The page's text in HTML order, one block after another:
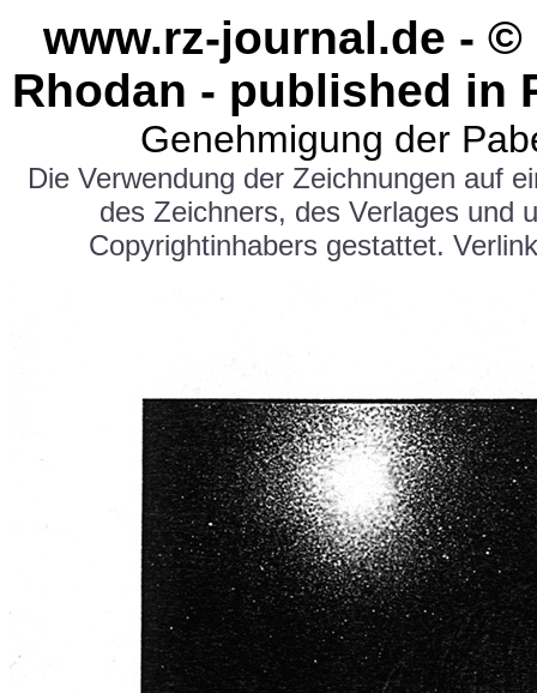
www.rz-journal.de -
Rhodan - published in
Genehmigung der
Die Verwendung der Zeichnungen auf
des Zeichners, des Verlages und
Copyrightinhabers gestattet.